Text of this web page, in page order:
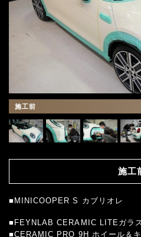
施工前
施工
■MINICOOPER S カブリオレ
■FEYNLAB CERAMIC LITEガラ
■CERAMIC PRO 9H ホイール＆